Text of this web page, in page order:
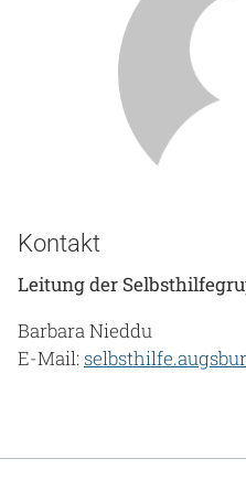
Kontakt
Leitung der
Barbara Nieddu
E-Mail: